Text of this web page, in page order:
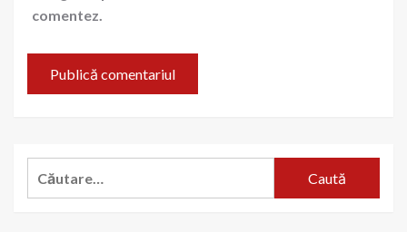
comentez.